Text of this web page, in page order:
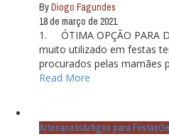
ByDiogo Fagundes
18 de março de 2021
1. ÓTIMA OPÇÃO PARA
muito utilizado em festas
procurados pelas mamães
Read More
ArtesanatoArtigos para Festas